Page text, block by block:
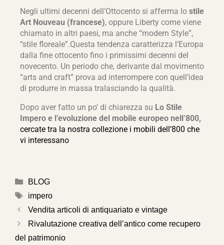
Negli ultimi decenni dell’Ottocento si afferma lo stile
Art Nouveau (francese), oppure Liberty come viene
chiamato in altri paesi, ma anche “modern Style”,
“stile floreale”.Questa tendenza caratterizza l’Europa
dalla fine ottocento fino i primissimi decenni del
novecento. Un periodo che, derivante dal movimento
“arts and craft” prova ad interrompere con quell’idea
di produrre in massa tralasciando la qualità.
Dopo aver fatto un po’ di chiarezza su Lo Stile
Impero e l’evoluzione del mobile europeo nell’800,
cercate tra la nostra collezione i mobili dell’800 che
vi interessano
BLOG
impero
Vendita articoli di antiquariato e vintage
Rivalutazione creativa dell’antico come recupero
del patrimonio